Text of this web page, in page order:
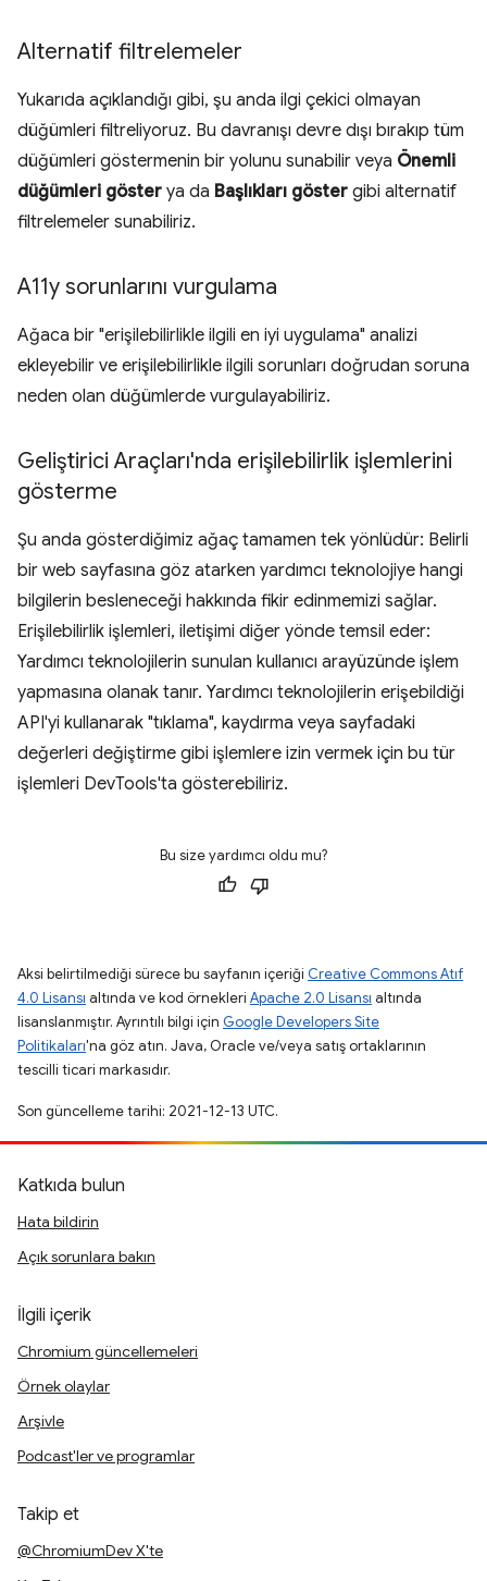
Alternatif filtrelemeler
Yukarıda açıklandığı gibi, şu anda ilgi çekici olmayan
düğümleri filtreliyoruz. Bu davranışı devre dışı bırakıp tüm
düğümleri göstermenin bir yolunu sunabilir veya Önemli
düğümleri göster ya da Başlıkları göster gibi alternatif
filtrelemeler sunabiliriz.
A11y sorunlarını vurgulama
Ağaca bir "erişilebilirlikle ilgili en iyi uygulama" analizi
ekleyebilir ve erişilebilirlikle ilgili sorunları doğrudan soruna
neden olan düğümlerde vurgulayabiliriz.
Geliştirici Araçları'nda erişilebilirlik işlemlerini
gösterme
Şu anda gösterdiğimiz ağaç tamamen tek yönlüdür: Belirli
bir web sayfasına göz atarken yardımcı teknolojiye hangi
bilgilerin besleneceği hakkında fikir edinmemizi sağlar.
Erişilebilirlik işlemleri, iletişimi diğer yönde temsil eder:
Yardımcı teknolojilerin sunulan kullanıcı arayüzünde işlem
yapmasına olanak tanır. Yardımcı teknolojilerin erişebildiği
API'yi kullanarak "tıklama", kaydırma veya sayfadaki
değerleri değiştirme gibi işlemlere izin vermek için bu tür
işlemleri DevTools'ta gösterebiliriz.
Bu size yardımcı oldu mu?
Aksi belirtilmediği sürece bu sayfanın içeriği Creative Commons Atıf
4.0 Lisansı altında ve kod örnekleri Apache 2.0 Lisansı altında
lisanslanmıştır. Ayrıntılı bilgi için Google Developers Site
Politikaları'na göz atın. Java, Oracle ve/veya satış ortaklarının
tescilli ticari markasıdır.
Son güncelleme tarihi: 2021-12-13 UTC.
Katkıda bulun
Hata bildirin
Açık sorunlara bakın
İlgili içerik
Chromium güncellemeleri
Örnek olaylar
Arşivle
Podcast'ler ve programlar
Takip et
@ChromiumDev X'te